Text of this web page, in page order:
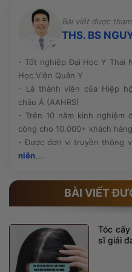
hiện, quy trình vô khuẩn
tiến. Ngoài ra, hãy tham
hồi của khách hàng và
Bài viết được
THS. BS
- Tốt nghiệp Đại Học Y Thái
Học Viện Quân Y
- Là thành viên của Hiệp
châu Á (AAHRS)
- Trên 10 năm kinh nghiệm
công cho 10.000+ khách hàng
- Được đơn vị truyền thông
niên ,...
BÀI VIẾT
Tóc
sĩ giải